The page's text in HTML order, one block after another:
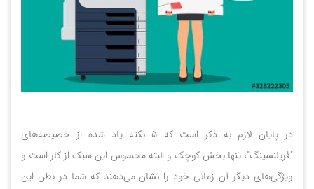
در پایان لازم به ذکر است که 5 نکته‌ یاد شده از خصیصه‌های
"فریلنسینگ"، تنها بخش کوچک و البته محسوس این سبک از کار است و
ویژگی‌های دیگر آن زمانی خود را نشان می‌دهند که شما در بطن این